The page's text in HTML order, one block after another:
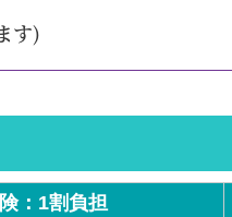
す)
：1割負担